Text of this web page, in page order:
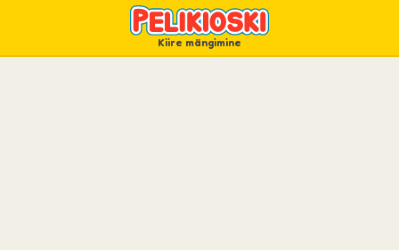
Kiire mängimine